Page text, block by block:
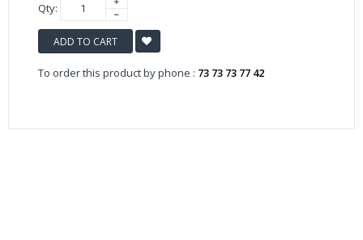
Qty:
ADD TO CART
To order this product by phone : 73 73 73 77 42